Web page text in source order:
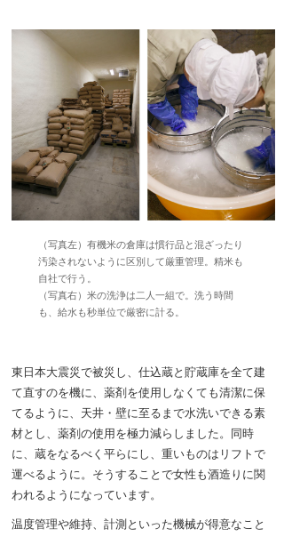
（写真左）有機米の倉庫は慣行品と混ざったり
汚染されないように区別して厳重管理。精米も
自社で行う。
（写真右）米の洗浄は二人一組で。洗う時間
も、給水も秒単位で厳密に計る。
東日本大震災で被災し、仕込蔵と貯蔵庫を全て建
て直すのを機に、薬剤を使用しなくても清潔に保
てるように、天井・壁に至るまで水洗いできる素
材とし、薬剤の使用を極力減らしました。同時
に、蔵をなるべく平らにし、重いものはリフトで
運べるように。そうすることで女性も酒造りに関
われるようになっています。
温度管理や維持、計測といった機械が得意なこと